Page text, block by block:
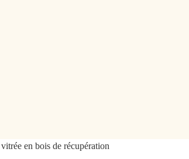
en bois de récupération